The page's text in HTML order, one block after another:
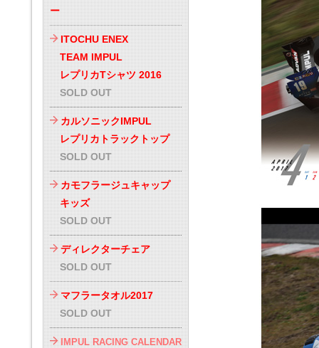
ー
ITOCHU ENEX
TEAM IMPUL
レプリカTシャツ 2016
SOLD OUT
カルソニックIMPUL
レプリカトラックトップ
SOLD OUT
カモフラージュキャップ
キッズ
SOLD OUT
ディレクターチェア
SOLD OUT
マフラータオル2017
SOLD OUT
IMPUL RACING CALENDAR